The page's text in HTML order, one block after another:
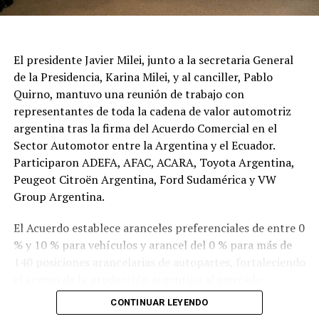
El presidente Javier Milei, junto a la secretaria General
de la Presidencia, Karina Milei, y al canciller, Pablo
Quirno, mantuvo una reunión de trabajo con
representantes de toda la cadena de valor automotriz
argentina tras la firma del Acuerdo Comercial en el
Sector Automotor entre la Argentina y el Ecuador.
Participaron ADEFA, AFAC, ACARA, Toyota Argentina,
Peugeot Citroën Argentina, Ford Sudamérica y VW
Group Argentina.
El Acuerdo establece aranceles preferenciales de entre 0
% y 10 % para vehículos y arancel del 0 % para más de
ecuatoriano.
CONTINUAR LEYENDO